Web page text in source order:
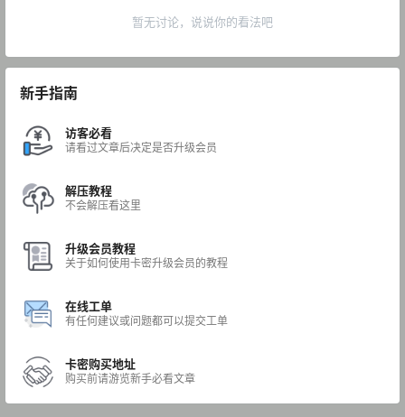
暂无讨论，说说你的看法吧
新手指南
访客必看
请看过文章后决定是否升级会员
解压教程
不会解压看这里
升级会员教程
关于如何使用卡密升级会员的教程
在线工单
有任何建议或问题都可以提交工单
卡密购买地址
购买前请游览新手必看文章